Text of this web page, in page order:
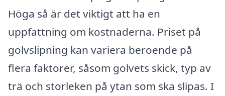
Höga så är det viktigt att ha en
uppfattning om kostnaderna. Priset på
golvslipning kan variera beroende på
flera faktorer, såsom golvets skick, typ av
trä och storleken på ytan som ska slipas. I